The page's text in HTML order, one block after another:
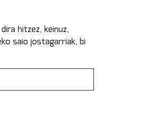
hitzez, keinuz,
saio jostagarriak, bi